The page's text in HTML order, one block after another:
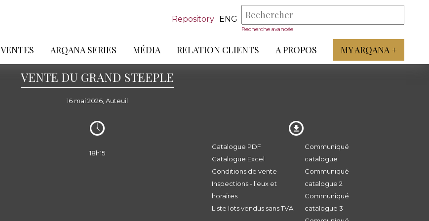
Repository ENG
Recherche avancée
VENTES ARQANA SERIES MÉDIA RELATION CLIENTS A PROPOS MY ARQANA +
VENTE DU GRAND STEEPLE
16 mai 2026, Auteuil
18h15
Catalogue PDF
Catalogue Excel
Conditions de vente
Inspections - lieux et
horaires
Liste lots vendus sans TVA
Communiqué
catalogue
Communiqué
catalogue 2
Communiqué
catalogue 3